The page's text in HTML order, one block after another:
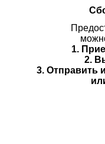
1.
2.
3. Отправить